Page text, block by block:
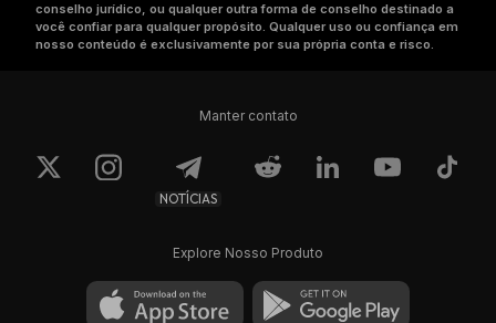
conselho jurídico, ou qualquer outra forma de conselho destinado a
você confiar para qualquer propósito. Qualquer uso ou confiança em
nosso conteúdo é exclusivamente por sua própria conta e risco.
Manter contato
NOTÍCIAS
Explore Nosso Produto